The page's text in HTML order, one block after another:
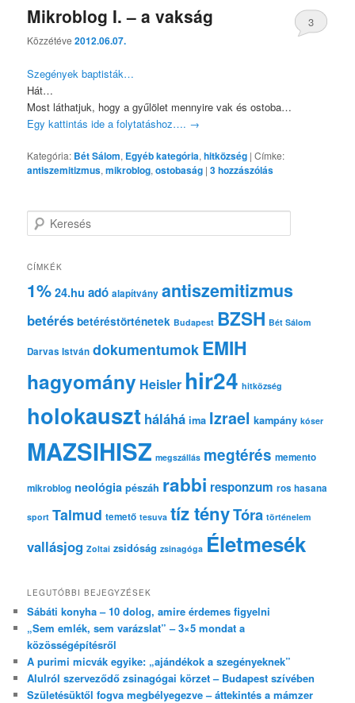
Mikroblog I. – a vakság
Közzétéve2012.06.07.
3
Szegények baptisták…
Hát…
Most láthatjuk, hogy a gyűlölet mennyire vak és ostoba…
Egy kattintás ide a folytatáshoz…. →
Kategória: Bét Sálom, Egyéb kategória,hitközség |Címke:
antiszemitizmus,mikroblog,ostobaság |3hozzászólás
e
e
é
CÍMKÉK
1% 24.hu adó alapítvány antiszemitizmus
betérés betéréstörténetek Budapest BZSH Bét Sálom
Darvas István dokumentumok EMIH
hagyomány Heisler hir24 hitközség
holokauszt háláhá ima Izrael kampány kóser
MAZSIHISZ megszállás megtérés memento
mikroblog neológia pészáh rabbi responzum ros hasana
sport Talmud temető tesuva tíz tényTóra történelem
vallásjog Zoltai zsidóság zsinagóga Életmesék
LEGUTÓBBI BEJEGYZÉSEK
Sábáti konyha – 10 dolog, amire érdemes figyelni
„Sem emlék, sem varázslat” – 3×5 mondat a
közösségépítésről
A purimi micvák egyike: „ajándékok a szegényeknek”
Alulról szerveződő zsinagógai körzet – Budapest szívében
Születésüktől fogva megbélyegezve – áttekintés a mámzer